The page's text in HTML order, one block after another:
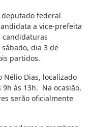
federal
a vice-prefeita
candidaturas
dia 3 de
partidos.
Nélio Dias, localizado
às 13h. Na ocasião,
serão oficialmente